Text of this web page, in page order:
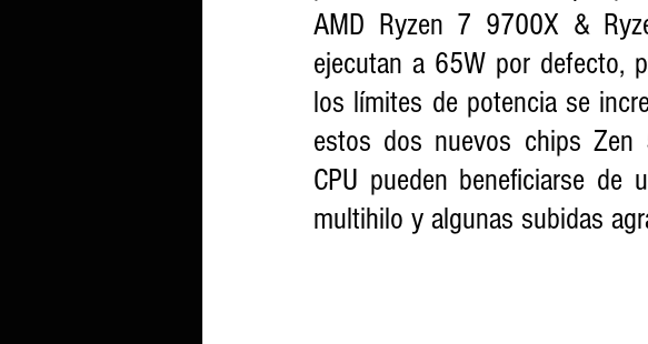
AMD Ryzen 7 9700X &
ejecutan a 65W por defecto,
los límites de potencia se
estos dos nuevos chips Zen
CPU pueden beneficiarse
multihilo y algunas subidas